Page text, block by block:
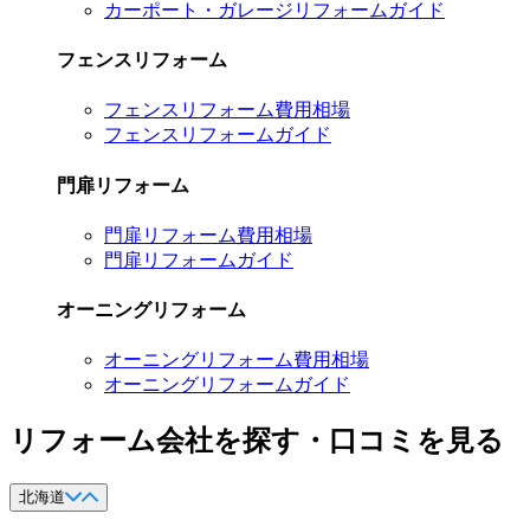
カーポート・ガレージリフォームガイド
フェンスリフォーム
フェンスリフォーム費用相場
フェンスリフォームガイド
門扉リフォーム
門扉リフォーム費用相場
門扉リフォームガイド
オーニングリフォーム
オーニングリフォーム費用相場
オーニングリフォームガイド
リフォーム会社を探す・口コミを見る
北海道